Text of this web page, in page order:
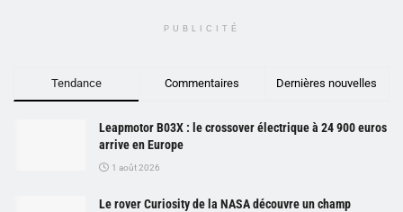
PUBLICITÉ
Tendance Commentaires Dernières nouvelles
Leapmotor B03X : le crossover électrique à 24 900 euros
arrive en Europe
1 août 2026
Le rover Curiosity de la NASA découvre un champ